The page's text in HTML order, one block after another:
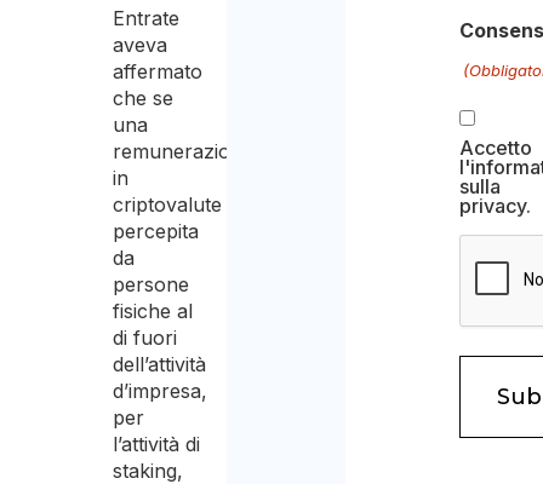
Entrate
aveva
affermato
che se
una
remunerazione
in
criptovalute
percepita
da
persone
fisiche al
di fuori
dell’attività
d’impresa,
per
l’attività di
staking,
Accetto
sulla
privacy.